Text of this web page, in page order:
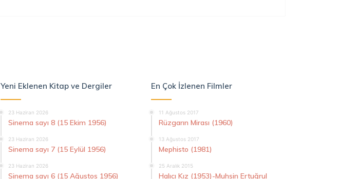
Yeni Eklenen Kitap ve Dergiler
23 Haziran 2026
Sinema sayı 8 (15 Ekim 1956)
23 Haziran 2026
Sinema sayı 7 (15 Eylül 1956)
23 Haziran 2026
Sinema sayı 6 (15 Ağustos 1956)
En Çok İzlenen Filmler
11 Ağustos 2017
Rüzgarın Mirası (1960)
13 Ağustos 2017
Mephisto (1981)
25 Aralık 2015
Halıcı Kız (1953)-Muhsin Ertuğrul